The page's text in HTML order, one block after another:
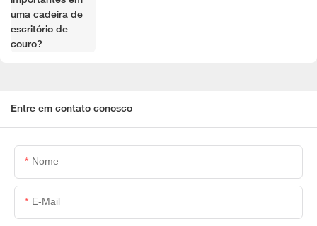
Entre em contato conosco
Nome
E-Mail